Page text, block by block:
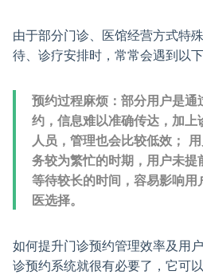
由于部分门诊、医馆经营方式特
待、诊疗安排时，常常会遇到以下
预约过程麻烦：部分用户是
约，信息难以准确传达，加
人员，管理也会比较低效；
务较为繁忙的时期，用户未
等待较长的时间，容易影响
医选择。
如何提升门诊预约管理效率及用
诊预约系统就很有必要了，它可